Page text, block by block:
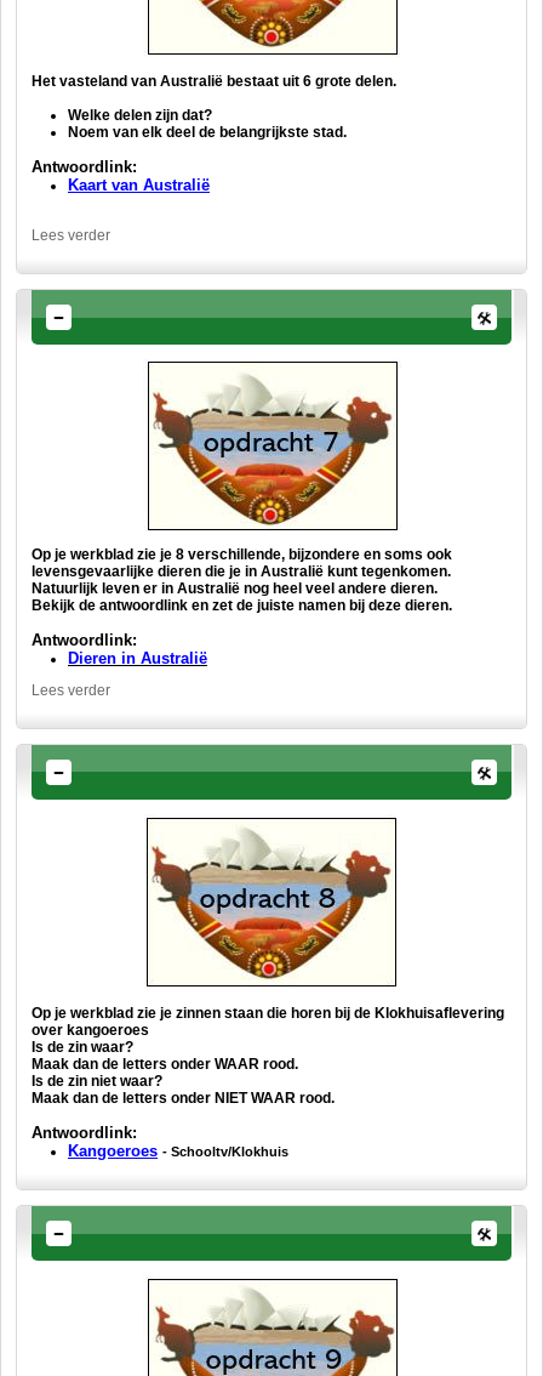
Het vasteland van Australië bestaat uit 6 grote delen.
Welke delen zijn dat?
Noem van elk deel de belangrijkste stad.
Antwoordlink:
Kaart van Australië
Lees verder
Op je werkblad zie je 8 verschillende, bijzondere en soms ook
levensgevaarlijke dieren die je in Australië kunt tegenkomen.
Natuurlijk leven er in Australië nog heel veel andere dieren.
Bekijk de antwoordlink en zet de juiste namen bij deze dieren.
Antwoordlink:
Dieren in Australië
Lees verder
Op je werkblad zie je zinnen staan die horen bij de Klokhuisaflevering
over kangoeroes
Is de zin waar?
Maak dan de letters onder WAAR rood.
Is de zin niet waar?
Maak dan de letters onder NIET WAAR rood.
Antwoordlink:
Kangoeroes - Schooltv/Klokhuis